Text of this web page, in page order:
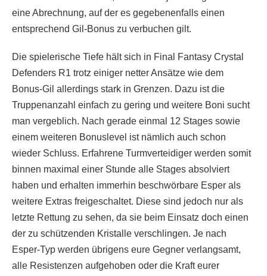
eine Abrechnung, auf der es gegebenenfalls einen
entsprechend Gil-Bonus zu verbuchen gilt.
Die spielerische Tiefe hält sich in Final Fantasy Crystal
Defenders R1 trotz einiger netter Ansätze wie dem
Bonus-Gil allerdings stark in Grenzen. Dazu ist die
Truppenanzahl einfach zu gering und weitere Boni sucht
man vergeblich. Nach gerade einmal 12 Stages sowie
einem weiteren Bonuslevel ist nämlich auch schon
wieder Schluss. Erfahrene Turmverteidiger werden somit
binnen maximal einer Stunde alle Stages absolviert
haben und erhalten immerhin beschwörbare Esper als
weitere Extras freigeschaltet. Diese sind jedoch nur als
letzte Rettung zu sehen, da sie beim Einsatz doch einen
der zu schützenden Kristalle verschlingen. Je nach
Esper-Typ werden übrigens eure Gegner verlangsamt,
alle Resistenzen aufgehoben oder die Kraft eurer